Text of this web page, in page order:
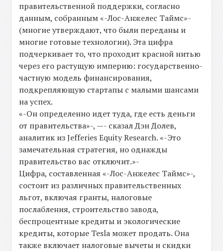
правительственной поддержки, согласно
данным, собранным «-Лос-Анжелес Таймс»-
(многие утверждают, что были переданы и
многие готовые технологии). Эта цифра
подчеркивает то, что проходит красной нитью
через его растущую империю: государственно-
частную модель финансирования,
подкрепляющую стартапы с малыми шансами
на успех.
«-Он определенно идет туда, где есть деньги
от правительства»-, —- сказал Дэн Долев,
аналитик из Jefferies Equity Research. «-Это
замечательная стратегия, но однажды
правительство вас отключит.»-
Цифра, составленная «-Лос-Анжелес Таймс»-,
состоит из различных правительственных
льгот, включая гранты, налоговые
послабления, строительство завода,
беспроцентные кредиты и экологические
кредиты, которые Tesla может продать. Она
также включает налоговые вычеты и скидки